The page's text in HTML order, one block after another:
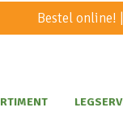
Bestel online!